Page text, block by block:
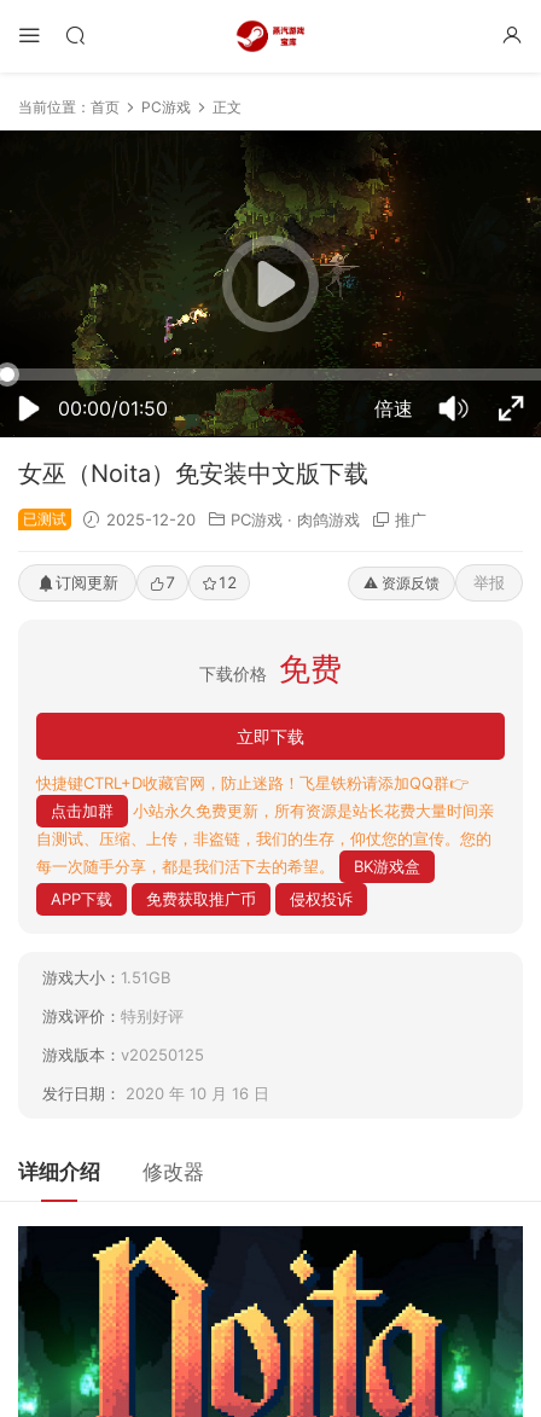
当前位置： 首页 PC游戏 正文
00:00/01:50 倍速
50% 75% 100%
女巫（Noita）免安装中文版下载
已测试 2025-12-20 PC游戏 · 肉鸽游戏 推广
订阅更新 7 12 ⚠️ 资源反馈 举报
下载价格 免费
立即下载
快捷键CTRL+D收藏官网，防止迷路！飞星铁粉请添加QQ群👉
点击加群
小站永久免费更新，所有资源是站长花费大量时间亲
自测试、压缩、上传，非盗链，我们的生存，仰仗您的宣传。您的
每一次随手分享，都是我们活下去的希望。
BK游戏盒
APP下载
免费获取推广币 侵权投诉
游戏大小： 1.51GB
游戏评价： 特别好评
游戏版本： v20250125
发行日期：
2020 年 10 月 16 日
详细介绍 修改器